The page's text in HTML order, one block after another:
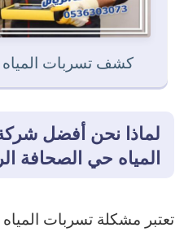
كشف تسربات
لماذا نحن أفضل
المياه حي الصحافة
تعتبر مشكلة تسربات